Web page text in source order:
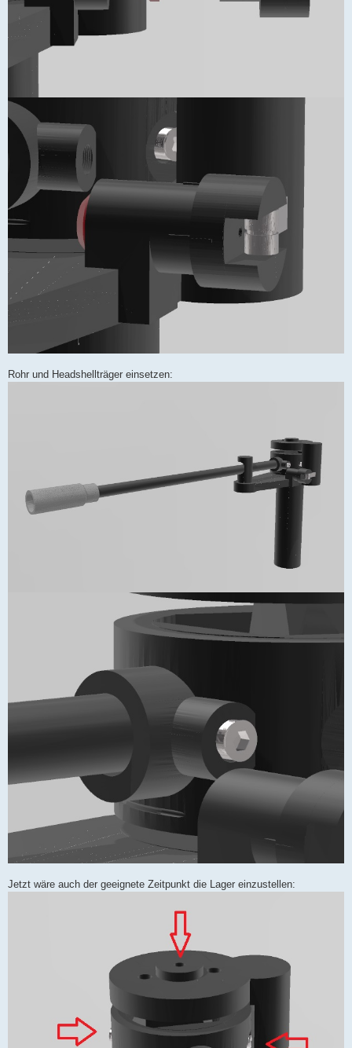
Rohr und Headshellträger einsetzen:
Jetzt wäre auch der geeignete Zeitpunkt die Lager einzustellen: